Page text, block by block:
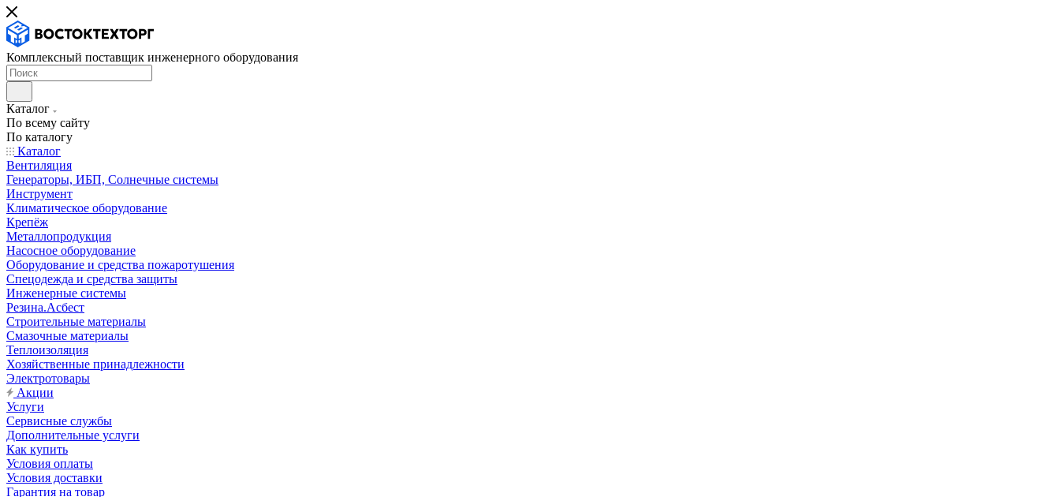
Комплексный поставщик инженерного оборудования
Каталог
По всему сайту
По каталогу
Каталог
Вентиляция
Генераторы, ИБП, Солнечные системы
Инструмент
Климатическое оборудование
Крепёж
Металлопродукция
Насосное оборудование
Оборудование и средства пожаротушения
Спецодежда и средства защиты
Инженерные системы
Резина.Асбест
Строительные материалы
Смазочные материалы
Теплоизоляция
Хозяйственные принадлежности
Электротовары
Акции
Услуги
Сервисные службы
Дополнительные услуги
Как купить
Условия оплаты
Условия доставки
Гарантия на товар